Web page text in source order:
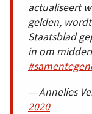
actualiseert
gelden,
Staatsblad
in om
— Annelies
2020